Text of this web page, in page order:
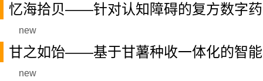
忆海拾贝——针对认知障碍的复方数字
new
甘之如饴——基于甘薯种收一体化的智
new